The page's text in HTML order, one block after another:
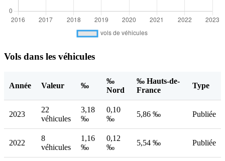
Vols dans les véhicules
Année Valeur ‰
‰
Nord
‰ Hauts-de-
France
Type
2023
22
véhicules
3,18
‰
0,10
‰
5,86 ‰ Publiée
2022
8
véhicules
1,16
‰
0,12
‰
5,54 ‰ Publiée